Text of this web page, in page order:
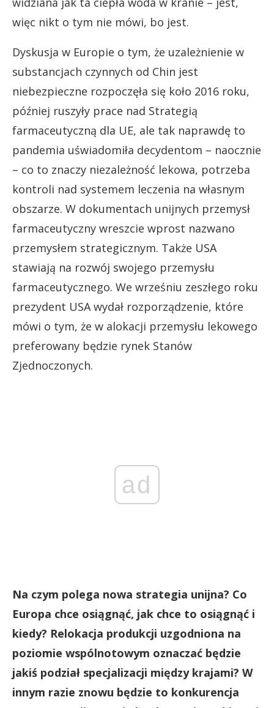
więc nikt o tym nie mówi, bo jest.
Dyskusja w Europie o tym, że uzależnienie w
substancjach czynnych od Chin jest
niebezpieczne rozpoczęła się koło 2016 roku,
później ruszyły prace nad Strategią
farmaceutyczną dla UE, ale tak naprawdę to
pandemia uświadomiła decydentom – naocznie
– co to znaczy niezależność lekowa, potrzeba
kontroli nad systemem leczenia na własnym
obszarze. W dokumentach unijnych przemysł
farmaceutyczny wreszcie wprost nazwano
przemysłem strategicznym. Także USA
stawiają na rozwój swojego przemysłu
farmaceutycznego. We wrześniu zeszłego roku
prezydent USA wydał rozporządzenie, które
mówi o tym, że w alokacji przemysłu lekowego
preferowany będzie rynek Stanów
Zjednoczonych.
ad
Na czym polega nowa strategia unijna? Co
Europa chce osiągnąć, jak chce to osiągnąć i
kiedy? Relokacja produkcji uzgodniona na
poziomie wspólnotowym oznaczać będzie
jakiś podział specjalizacji między krajami? W
innym razie znowu będzie to konkurencja